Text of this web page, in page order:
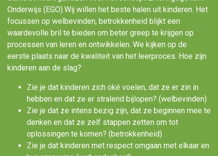
Onderwijs (EGO).Wij willen het beste halen uit kinderen. Het
focussen op welbevinden, betrokkenheid blijkt een
waardevolle bril te bieden om beter greep te krijgen op
processen van leren en ontwikkelen. We kijken op de
eerste plaats naar de kwaliteit van het leerproces. Hoe zijn
kinderen aan de slag?
Zie je dat kinderen zich oké voelen, dat ze er zin in
hebben en dat ze er stralend bijlopen? (welbevinden)
Zie je dat ze intens bezig zijn, dat ze beginnen mee te
denken en dat ze zelf stappen zetten om tot
oplossingen te komen? (betrokkenheid)
Zie je dat kinderen met respect omgaan met elkaar en